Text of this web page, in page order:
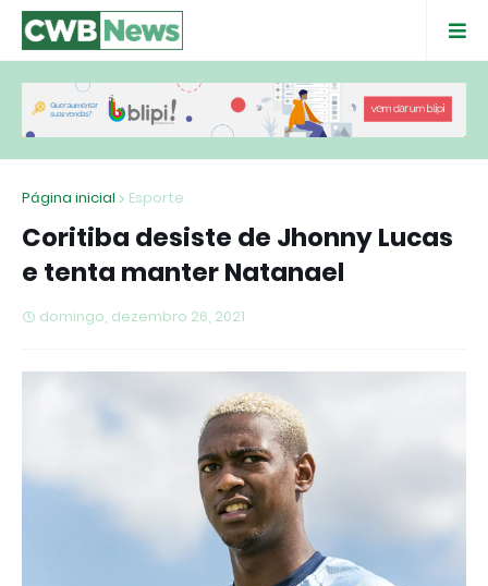
Página inicial Esporte
Coritiba desiste de Jhonny Lucas
e tenta manter Natanael
domingo, dezembro 26, 2021